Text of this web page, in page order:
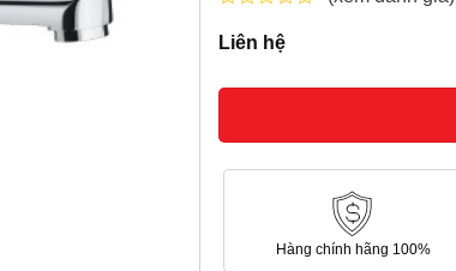
xếp
Liên hệ
Hàng chính hãng 100%